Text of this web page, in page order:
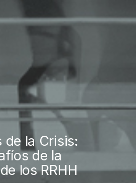
de la Crisis:
de la
los RRHH